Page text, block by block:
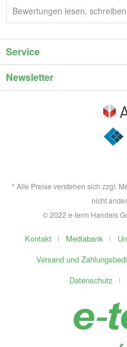
Bewertungen lesen,
Service
Newsletter
* Alle Preise verstehen sich zzgl.
nicht
© 2022 e-term Handels
Kontakt Mediabank
Versand und
Datenschutz